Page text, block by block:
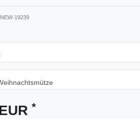
NEW-19239
*